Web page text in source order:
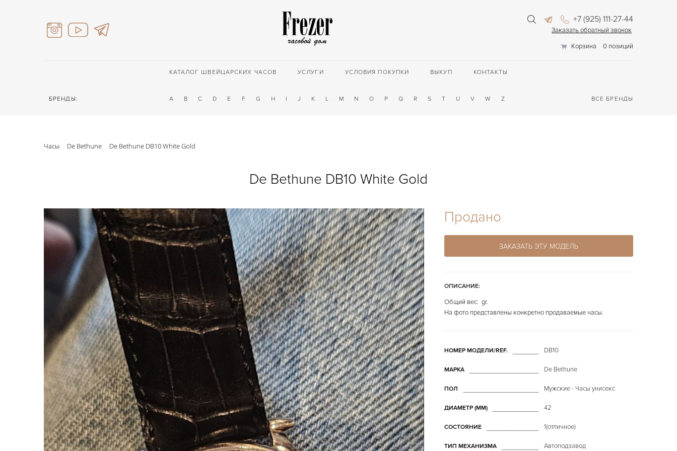
+7 (925) 111-27-44
Заказать обратный звонок
Корзина
0 позиций
КАТАЛОГ ШВЕЙЦАРСКИХ ЧАСОВ УСЛУГИ УСЛОВИЯ ПОКУПКИ ВЫКУП КОНТАКТЫ
БРЕНДЫ: A B C D E F G H I J K L M N O P Q R S T U V W Z ВСЕ БРЕНДЫ
Часы De Bethune De Bethune DB10 White Gold
De Bethune DB10 White Gold
Продано
ЗАКАЗАТЬ ЭТУ МОДЕЛЬ
ОПИСАНИЕ:
Общий вес: gr.
На фото представлены конкретно продаваемые часы.
НОМЕР МОДЕЛИ/REF. DB10
МАРКА De Bethune
ПОЛ Мужские - Часы унисекс
ДИАМЕТР (MM) 42
СОСТОЯНИЕ 1(отличное)
ТИП МЕХАНИЗМА Автоподзавод